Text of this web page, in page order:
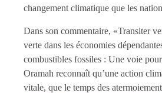
changement climatique que les
Dans son commentaire, «Transiter
verte dans les économies
combustibles fossiles : Une voie
Oramah reconnaît qu’une action
vitale, que le temps des